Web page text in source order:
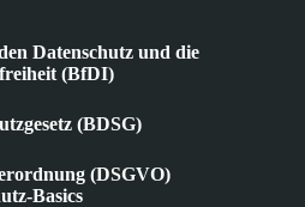
Datenschutz und die
(BfDI)
(BDSG)
(DSGVO)
Basics